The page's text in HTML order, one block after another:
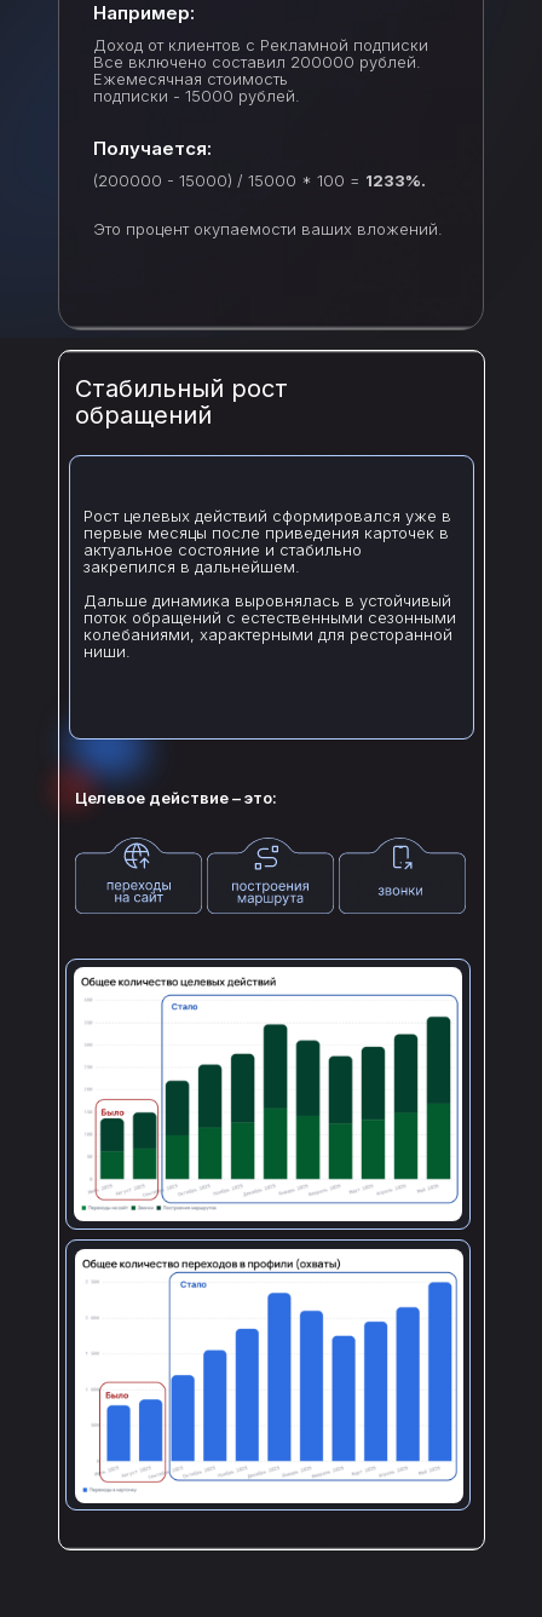
Например:
Получается:
Доход от клиентов с Рекламной подписки
Все включено составил 200000 рублей.
Ежемесячная стоимость
подписки - 15000 рублей.
Это процент окупаемости ваших вложений.
(200000 - 15000) / 15000 * 100 = 1233%.
Рост целевых действий сформировался уже в
первые месяцы после приведения карточек в
актуальное состояние и стабильно
закрепился в дальнейшем.
Дальше динамика выровнялась в устойчивый
поток обращений с естественными сезонными
колебаниями, характерными для ресторанной
ниши.
Стабильный рост
обращений
Целевое действие – это: